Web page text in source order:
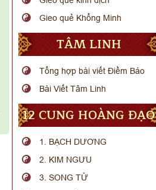
Gieo quẻ Khổng Minh
TÂM LINH
Tổng hợp bài viết Điềm Báo
Bài Viết Tâm Linh
12 CUNG HOÀNG ĐẠO
1. BẠCH DƯƠNG
2. KIM NGƯU
3. SONG TỬ